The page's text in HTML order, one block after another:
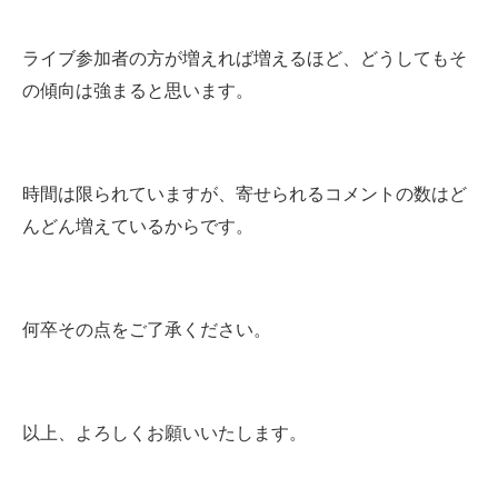
ライブ参加者の方が増えれば増えるほど、どうしてもそ
の傾向は強まると思います。
時間は限られていますが、寄せられるコメントの数はど
んどん増えているからです。
何卒その点をご了承ください。
以上、よろしくお願いいたします。